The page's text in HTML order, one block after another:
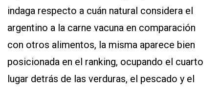
indaga respecto a cuán natural considera el
argentino a la carne vacuna en comparación
con otros alimentos, la misma aparece bien
posicionada en el ranking, ocupando el cuarto
lugar detrás de las verduras, el pescado y el